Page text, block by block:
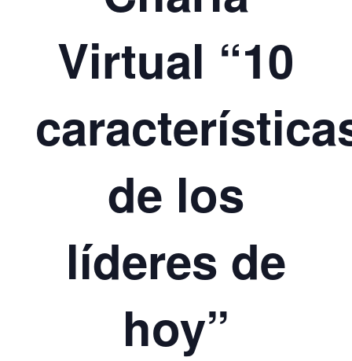
Virtual “10
de los
líderes de
hoy”